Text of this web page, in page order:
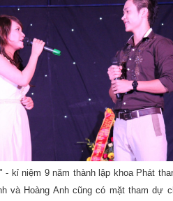
kỉ niệm 9 năm thành lập khoa Phát
và Hoàng Anh cũng có mặt tham dự